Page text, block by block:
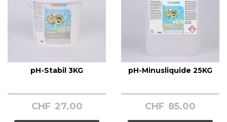
pH-Stabil 3KG
CHF 27.00
pH-Minusliquide 25KG
CHF 85.00